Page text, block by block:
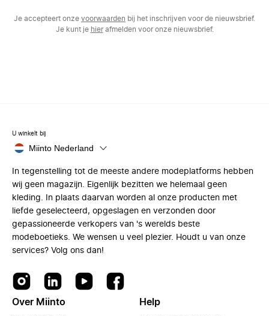
Je accepteert onze voorwaarden bij het inschrijven voor de nieuwsbrief.
Je kunt je hierafmelden voor onze nieuwsbrief.
U winkelt bij
Miinto Nederland
In tegenstelling tot de meeste andere modeplatforms hebben
wij geen magazijn. Eigenlijk bezitten we helemaal geen
kleding. In plaats daarvan worden al onze producten met
liefde geselecteerd, opgeslagen en verzonden door
gepassioneerde verkopers van 's werelds beste
modeboetieks. We wensen u veel plezier. Houdt u van onze
services? Volg ons dan!
Over Miinto Help